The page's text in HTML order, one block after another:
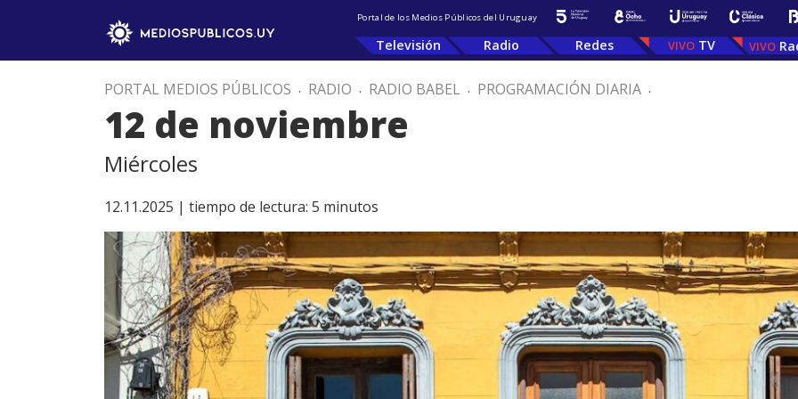
Portal de los Medios Públicos del Uruguay
Televisión Radio Redes TV
PORTAL MEDIOS PÚBLICOS . RADIO . RADIO BABEL . PROGRAMACIÓN DIARIA .
12 de noviembre
Miércoles
12.11.2025 | tiempo de lectura: 5 minutos